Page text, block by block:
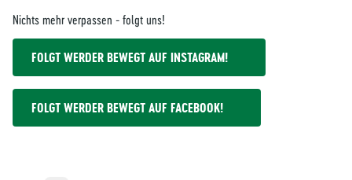
Nichts mehr verpassen - folgt uns!
FOLGT WERDER BEWEGT AUF INSTAGRAM!
FOLGT WERDER BEWEGT AUF FACEBOOK!